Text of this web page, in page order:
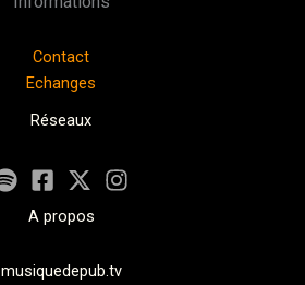
Contact
Echanges
Réseaux
A propos
musiquedepub.tv